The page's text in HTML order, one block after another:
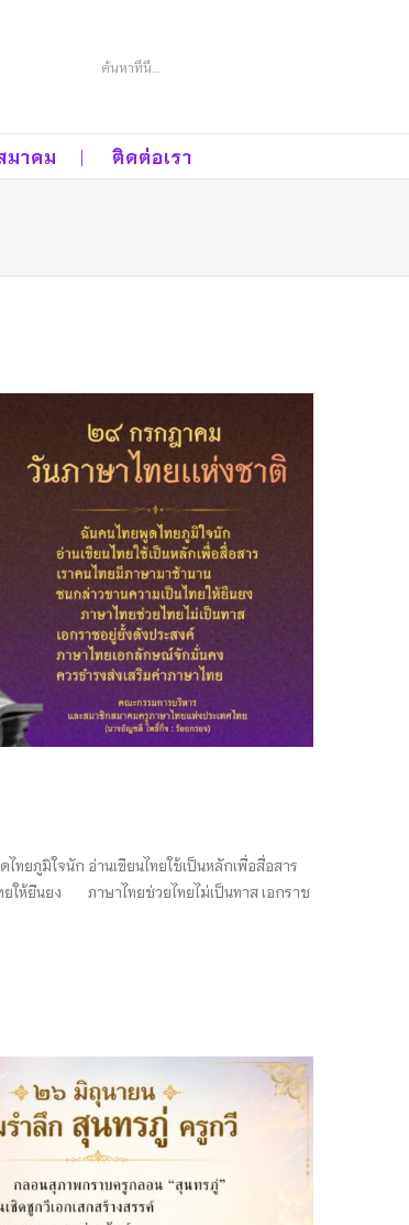
มาคม ติดต่อเรา
ภูมิใจนัก อ่านเขียนไทยใช้เป็นหลักเพื่อสื่อสาร
ยให้ยืนยง ภาษาไทยช่วยไทยไม่เป็นทาส เอกราช